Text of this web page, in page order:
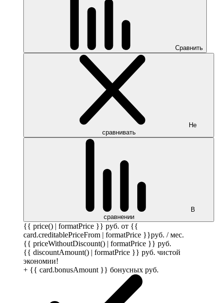
Сравнить
Не
сравнивать
В
сравнении
{{ price() | formatPrice }} руб. от {{
card.creditablePriceFrom | formatPrice }}руб. / мес.
{{ priceWithoutDiscount() | formatPrice }} руб.
{{ discountAmount() | formatPrice }} руб. чистой
экономии!
+ {{ card.bonusAmount }} бонусных руб.